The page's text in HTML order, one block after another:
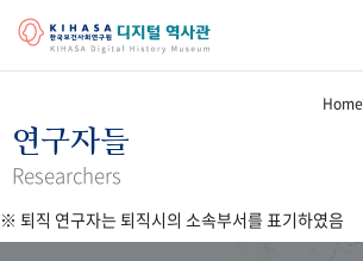
걸어온 길 기관 변천사
연구 역사
Home
연구자들
Researchers
※ 퇴직 연구자는 퇴직시의 소속부서를 표기하였음